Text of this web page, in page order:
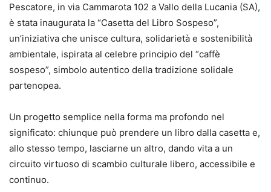
Pescatore, in via Cammarota 102 a Vallo della Lucania (SA),
è stata inaugurata la “Casetta del Libro Sospeso”,
un’iniziativa che unisce cultura, solidarietà e sostenibilità
ambientale, ispirata al celebre principio del “caffè
sospeso”, simbolo autentico della tradizione solidale
partenopea.
Un progetto semplice nella forma ma profondo nel
significato: chiunque può prendere un libro dalla casetta e,
allo stesso tempo, lasciarne un altro, dando vita a un
circuito virtuoso di scambio culturale libero, accessibile e
continuo.